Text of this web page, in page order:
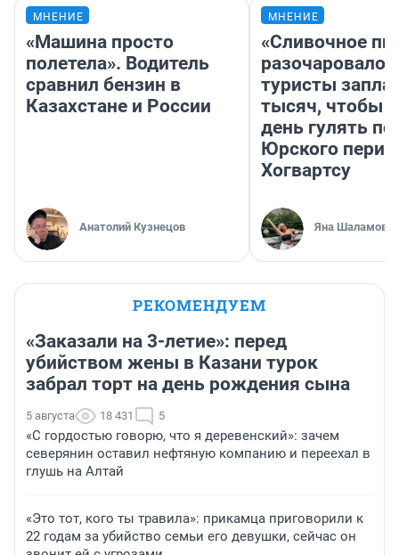
МНЕНИЕ
«Машина просто
полетела». Водитель
сравнил бензин в
Казахстане и России
Анатолий Кузнецов
МНЕНИЕ
«Сливочное
разочаровало»:
туристы
тысяч, чтобы
день гулять по
Юрского
Хогвартсу
Яна Шаламова
РЕКОМЕНДУЕМ
«Заказали на 3-летие»: перед
убийством жены в Казани турок
забрал торт на день рождения сына
5 августа 18 431 5
«С гордостью говорю, что я деревенский»: зачем
северянин оставил нефтяную компанию и переехал в
глушь на Алтай
«Это тот, кого ты травила»: прикамца приговорили к
22 годам за убийство семьи его девушки, сейчас он